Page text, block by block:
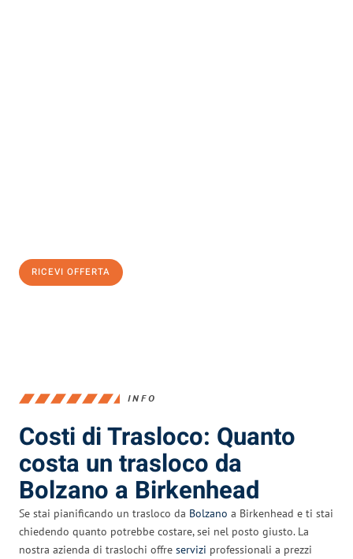
RICEVI OFFERTA
INFO
Costi di Trasloco: Quanto
costa un trasloco da
Bolzano a Birkenhead
Se stai pianificando un trasloco da Bolzano a Birkenhead e ti stai
chiedendo quanto potrebbe costare, sei nel posto giusto. La
nostra azienda di traslochi offre servizi professionali a prezzi